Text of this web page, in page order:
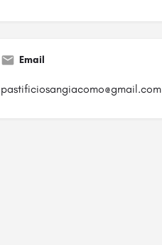
Email
pastificiosangiacomo@gmail.com